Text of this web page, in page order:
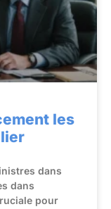
les
dans
dans
pour